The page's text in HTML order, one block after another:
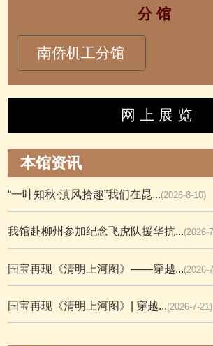
分 馆
南侨机工分馆
网 上 展 览
本馆资讯
“一叶知秋·滇风拾趣”我们在昆...(2026-8-10)
我馆赴柳州参加纪念飞虎队援华抗...(2026-
国宝再现《清明上河图》——穿越...(2026-
国宝再现《清明上河图》| 穿越...(2026-7-21)